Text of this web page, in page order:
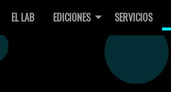
EL LAB EDICIONES SERVICIOS